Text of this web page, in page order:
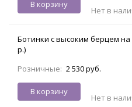
В корзину
Нет в
Ботинки с высоким берцем
р.)
Розничные: 2 530 руб.
В корзину
Нет в